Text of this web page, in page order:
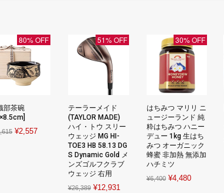
80% OFF
部茶碗
Original
¥2,557Current
51% OFF
テーラーメイド
(TAYLOR MADE)
ハイ・トウ スリー
ウェッジ MG HI-
TOE3 HB 58.13 DG
S Dynamic Gold メ
ンズゴルフクラブ
ウェッジ 右用
¥26,389 Original
¥12,931
30% OFF
はちみつ マリリ ニ
ュージーランド 純
粋はちみつ ハニー
デュー 1kg 生はち
みつ オーガニック
蜂蜜 非加熱 無添加
ハチミツ
¥6,400 Original
¥4,480Current